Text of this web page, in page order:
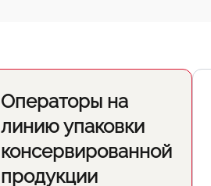
Операторы на
линию упаковки
консервированной
продукции